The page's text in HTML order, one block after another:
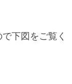
下図をご覧く